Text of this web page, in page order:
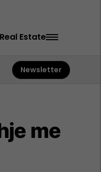
Real Estate
Newsletter
me